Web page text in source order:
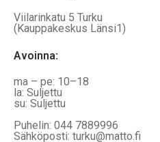
Viilarinkatu 5 Turku
(Kauppakeskus Länsi1)
Avoinna:
ma – pe: 10–18
la: Suljettu
su: Suljettu
Puhelin: 044 7889996
Sähköposti: turku@matto.fi